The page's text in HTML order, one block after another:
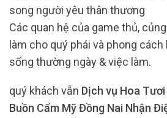
song người yêu thân thương
Các quan hệ của game thủ,
làm cho quý phái và phong
sống thường ngày & việc làm.
quý khách vẫn Dịch vụ Hoa
Buồn Cẩm Mỹ Đồng Nai Nhận